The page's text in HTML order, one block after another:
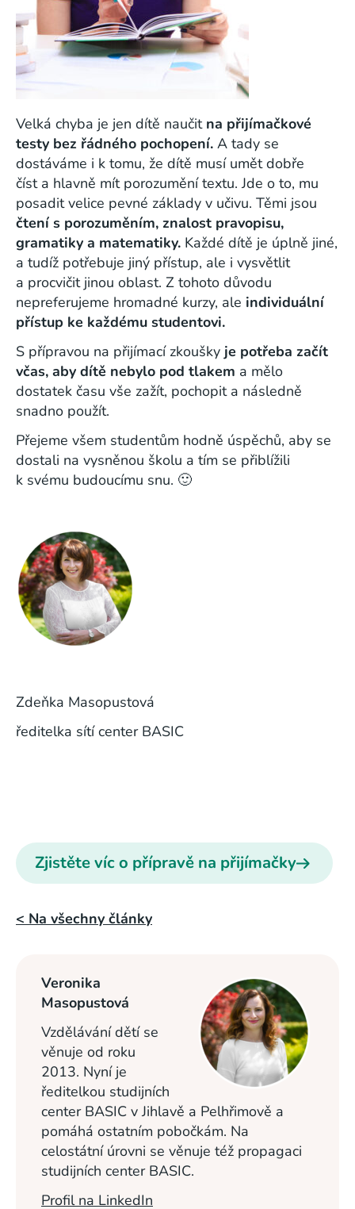
Velká chyba je jen dítě naučit na přijímačkové
testy bez řádného pochopení. A tady se
dostáváme i k tomu, že dítě musí umět dobře
číst a hlavně mít porozumění textu. Jde o to, mu
posadit velice pevné základy v učivu. Těmi jsou
čtení s porozuměním, znalost pravopisu,
gramatiky a matematiky. Každé dítě je úplně jiné,
a tudíž potřebuje jiný přístup, ale i vysvětlit
a procvičit jinou oblast. Z tohoto důvodu
nepreferujeme hromadné kurzy, ale individuální
přístup ke každému studentovi.
S přípravou na přijímací zkoušky je potřeba začít
včas, aby dítě nebylo pod tlakem a mělo
dostatek času vše zažít, pochopit a následně
snadno použít.
Přejeme všem studentům hodně úspěchů, aby se
dostali na vysněnou školu a tím se přiblížili
k svému budoucímu snu. 🙂
Zdeňka Masopustová
ředitelka sítí center BASIC
Zjistěte víc o přípravě na přijímačky
< Na všechny články
Veronika
Masopustová
Vzdělávání dětí se
věnuje od roku
2013. Nyní je
ředitelkou studijních
center BASIC v Jihlavě a Pelhřimově a
pomáhá ostatním pobočkám. Na
celostátní úrovni se věnuje též propagaci
studijních center BASIC.
Profil na LinkedIn